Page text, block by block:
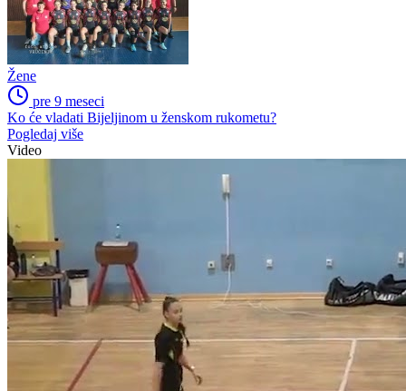
Žene
pre 9 meseci
Ko će vladati Bijeljinom u ženskom rukometu?
Pogledaj više
Video